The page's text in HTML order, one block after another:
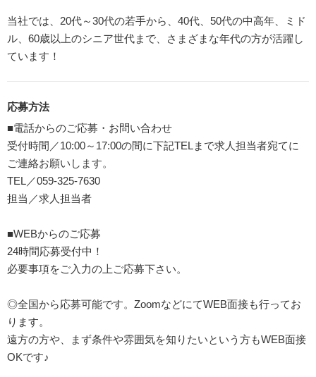
当社では、20代～30代の若手から、40代、50代の中高年、ミド
ル、60歳以上のシニア世代まで、さまざまな年代の方が活躍し
ています！
応募方法
■電話からのご応募・お問い合わせ
受付時間／10:00～17:00の間に下記TELまで求人担当者宛てに
ご連絡お願いします。
TEL／059-325-7630
担当／求人担当者
■WEBからのご応募
24時間応募受付中！
必要事項をご入力の上ご応募下さい。
◎全国から応募可能です。ZoomなどにてWEB面接も行ってお
ります。
遠方の方や、まず条件や雰囲気を知りたいという方もWEB面接
OKです♪